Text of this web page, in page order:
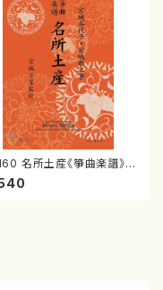
名所土産《箏曲楽譜》
城喜代子・宮城数江著・
家監修/箏曲古典楽譜）